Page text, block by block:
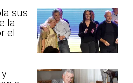
sus
la
el
y